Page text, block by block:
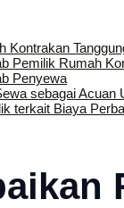
Kontrakan
Pemilik Rumah
Penyewa
sebagai Acuan
terkait Biaya